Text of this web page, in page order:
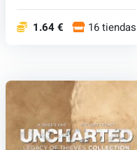
1.64 € 16 tiendas